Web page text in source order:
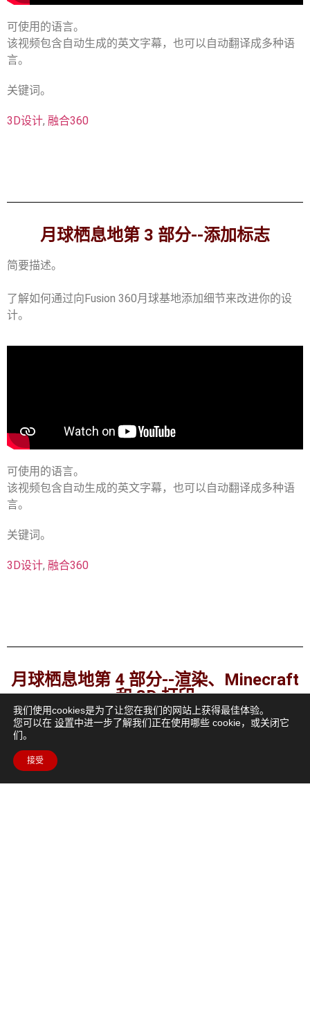
可使用的语言。
该视频包含自动生成的英文字幕，也可以自动翻译成多种语
言。
关键词。
3D设计, 融合360
月球栖息地第 3 部分--添加标志
简要描述。
了解如何通过向Fusion 360月球基地添加细节来改进你的设
计。
可使用的语言。
该视频包含自动生成的英文字幕，也可以自动翻译成多种语
言。
关键词。
3D设计, 融合360
月球栖息地第 4 部分--渲染、Minecraft
和 3D 打印
简要描述。
在这个Fusion 360教程中，学习如何渲染你的设计来完成你的
我们使用cookies是为了让您在我们的网站上获得最佳体验。
您可以在 设置中进一步了解我们正在使用哪些 cookie，或关闭它
们。
接受